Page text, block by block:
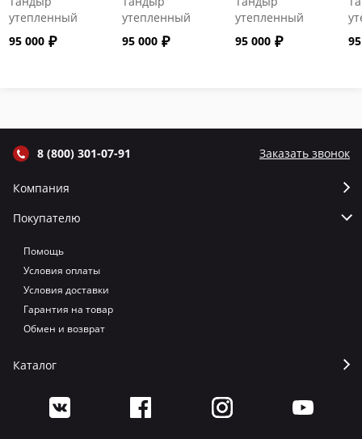
утепленный
"Сармат" с
откидной
95 000
утепленный
"Сармат" с
откидной
95 000
утепленный
"Сармат" с
откидной
95 000
8 (800) 301-07-91 Заказать звонок
Компания
Покупателю
Помощь
Условия оплаты
Условия доставки
Гарантия на товар
Обмен и возврат
Каталог